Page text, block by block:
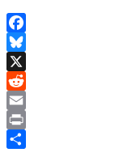
Facebook
Bluesky
X
Reddit
Email
Print